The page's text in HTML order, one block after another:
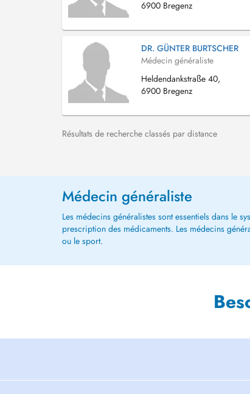
6900 Bregenz
DR. GÜNTER BURTSCHER
Médecin généraliste
Heldendankstraße 40,
6900 Bregenz
Résultats de recherche classés par distance
Médecin généraliste
Les médecins généralistes sont essentiels dans le
prescription des médicaments. Les médecins
ou le sport.